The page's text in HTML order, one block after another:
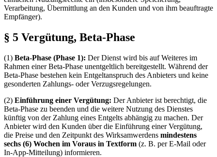
Verarbeitung, Übermittlung an den Kunden und von ihm beauftragte
Empfänger).
§ 5 Vergütung, Beta-Phase
(1) Beta-Phase (Phase 1): Der Dienst wird bis auf Weiteres im
Rahmen einer Beta-Phase unentgeltlich bereitgestellt. Während der
Beta-Phase bestehen kein Entgeltanspruch des Anbieters und keine
gesonderten Zahlungs- oder Verzugsregelungen.
(2) Einführung einer Vergütung: Der Anbieter ist berechtigt, die
Beta-Phase zu beenden und die weitere Nutzung des Dienstes
künftig von der Zahlung eines Entgelts abhängig zu machen. Der
Anbieter wird den Kunden über die Einführung einer Vergütung,
die Preise und den Zeitpunkt des Wirksamwerdens mindestens
sechs (6) Wochen im Voraus in Textform (z. B. per E-Mail oder
In-App-Mitteilung) informieren.